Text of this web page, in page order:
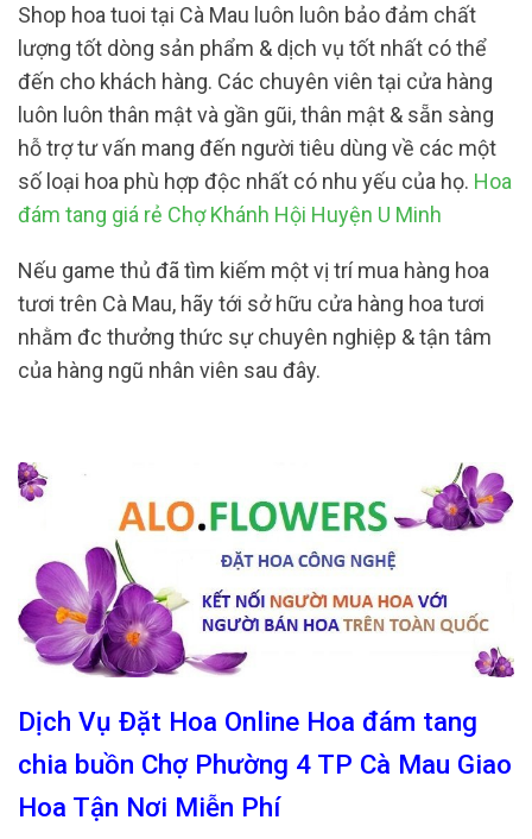
Shop hoa tuoi tại Cà Mau luôn luôn bảo đảm chất
lượng tốt dòng sản phẩm & dịch vụ tốt nhất có thể
đến cho khách hàng. Các chuyên viên tại cửa hàng
luôn luôn thân mật và gần gũi, thân mật & sẵn sàng
hỗ trợ tư vấn mang đến người tiêu dùng về các một
số loại hoa phù hợp độc nhất có nhu yếu của họ. Hoa
đám tang giá rẻ Chợ Khánh Hội Huyện U Minh
Nếu game thủ đã tìm kiếm một vị trí mua hàng hoa
tươi trên Cà Mau, hãy tới sở hữu cửa hàng hoa tươi
nhằm đc thưởng thức sự chuyên nghiệp & tận tâm
của hàng ngũ nhân viên sau đây.
Dịch Vụ Đặt Hoa Online Hoa đám tang
chia buồn Chợ Phường 4 TP Cà Mau Giao
Hoa Tận Nơi Miễn Phí